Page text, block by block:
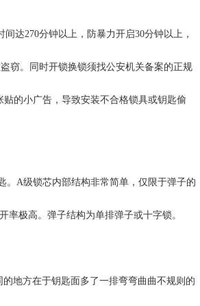
达270分钟以上，防暴力开启30分钟以上，
窃。同时开锁换锁须找公安机关备案的正规
的小广告，导致安装不合格锁具或钥匙偷
。A级锁芯内部结构非常简单，仅限于弹子的
率极高。弹子结构为单排弹子或十字锁。
地方在于钥匙面多了一排弯弯曲曲不规则的